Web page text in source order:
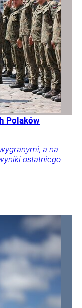
Polaków
a na
ostatniego